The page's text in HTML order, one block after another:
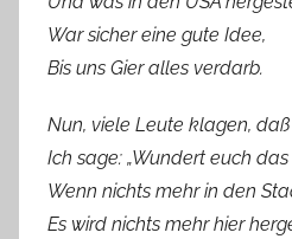
War sicher eine gute Idee,
Bis uns Gier alles verdarb.
Nun, viele Leute klagen,
Ich sage: „Wundert euch das
Wenn nichts mehr in den
Es wird nichts mehr hier